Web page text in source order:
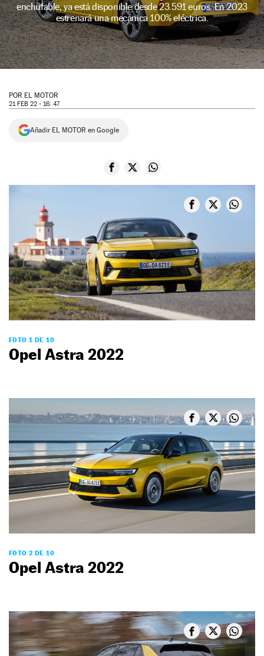
NEWSLETTER
SÍGUENOS
enchufable, ya está disponible desde 23.591 euros. En 2023
estrenará una mecánica 100% eléctrica.
POR EL MOTOR
21 FEB 22 - 16: 47
Añadir EL MOTOR en Google
FOTO 1 DE 10
Opel Astra 2022
FOTO 2 DE 10
Opel Astra 2022